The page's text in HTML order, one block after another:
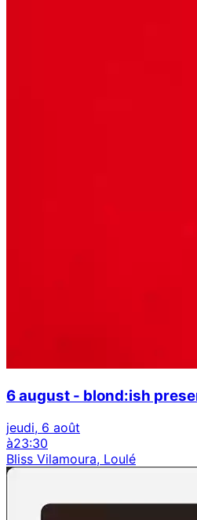
6 august - blond:ish
jeudi, 6 août
à23:30
Bliss Vilamoura, Loulé